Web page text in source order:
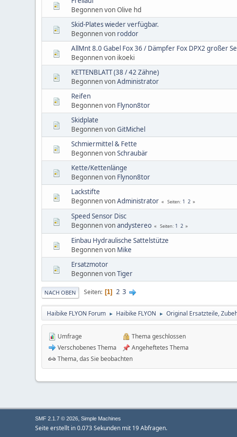
Begonnen von Olive hd
Skid-Plates wieder verfügbar.
Begonnen von roddor
AllMnt 8.0 Gabel Fox 36 / Dämpfer Fox DPX2 großer
Begonnen von ikoeki
KETTENBLATT (38 / 42 Zähne)
Begonnen vonAdministrator
Reifen
Begonnen von Flynon8tor
Skidplate
Begonnen vonGitMichel
Schmiermittel & Fette
Begonnen vonSchraubär
Kette/Kettenlänge
Begonnen von Flynon8tor
Lackstifte
Begonnen vonAdministrator Seiten 1 2
Speed Sensor Disc
Begonnen vonandystereo Seiten 1 2
Einbau Hydraulische Sattelstütze
Begonnen von Mike
Ersatzmotor
Begonnen vonTiger
NACH OBEN Seiten 1 2 3
Haibike FLYON Forum ► Haibike FLYON ► Original Ersatzteile,
Umfrage
Verschobenes Thema
Thema geschlossen
Angeheftetes Thema
Thema, das Sie beobachten
SMF 2.1.7 © 2026, Simple Machines
Seite erstellt in 0.073 Sekunden mit 19 Abfragen.